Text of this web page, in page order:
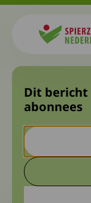
LEMS
24 februari 2026
Dit bericht
abonnees